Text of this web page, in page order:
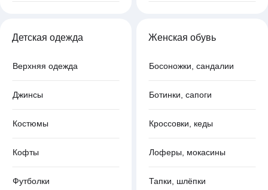
Детская одежда
Верхняя одежда
Джинсы
Костюмы
Кофты
Футболки
Женская обувь
Босоножки, сандалии
Ботинки, сапоги
Кроссовки, кеды
Лоферы, мокасины
Тапки, шлёпки